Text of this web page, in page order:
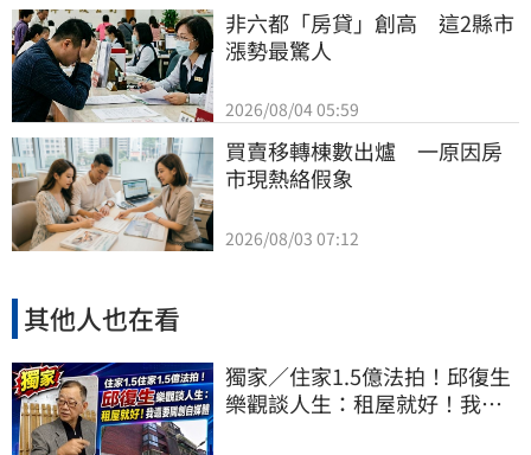
非六都「房貸」創高　這2縣市
漲勢最驚人
2026/08/04 05:59
買賣移轉棟數出爐　一原因房
市現熱絡假象
2026/08/03 07:12
其他人也在看
獨家／住家1.5億法拍！邱復生
樂觀談人生：租屋就好！我還